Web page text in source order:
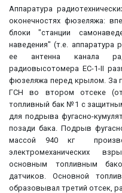
Аппаратура
оконечностях фюзеляжа:
блоки "станции
наведения" (т.е. аппаратура
ее антенна канала
радиовысотомера ЕС-1-II
фюзеляжа перед крылом. За
ГСН во втором отсеке
топливный бак №1 с
для подрыва фугасно-
позади бака. Подрыв
массой 940 кг
электромеханических
основным топливным
датчиков. Основной
образовывал третий отсек,